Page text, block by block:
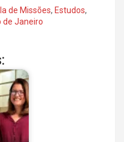
de Missões, Estudos,
de Janeiro